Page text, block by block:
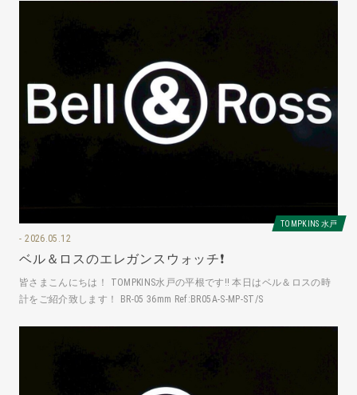
TOMPKINS 水戸
2026.05.12
ベル＆ロスのエレガンスウォッチ❗️
皆さまこんにちは！ TOMPKINS水戸の平根です‼️ 本日はベル＆ロスの時
計をご紹介致します！ BR-05 36mm Ref:BR05A-S-MP-ST/S